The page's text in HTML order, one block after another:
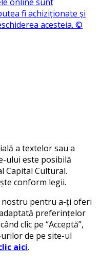
a textelor sau a
ului este posibilă
Capital Cultural.
conform legii.
pentru a-ți oferi
preferințelor
clic pe “Acceptă”,
de pe site-ul
aici.